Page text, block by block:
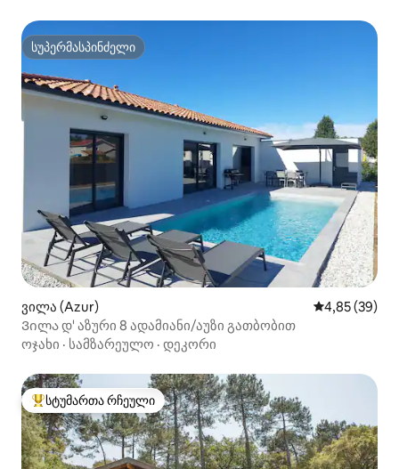
სუპერმასპინძელი
სუპერმასპინძელი
ვილა (Azur) საშუალო
4,85 (39)
Ვილა დ' აზური 8 ადამიანი/აუზი გათბობით
ოჯახი · სამზარეულო · დეკორი
სტუმართა რჩეული მოწინავე ვარიანტი
სტუმართა რჩეული